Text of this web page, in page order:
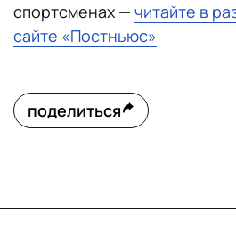
спортсменах — читайте в
сайте «Постньюс»
поделиться